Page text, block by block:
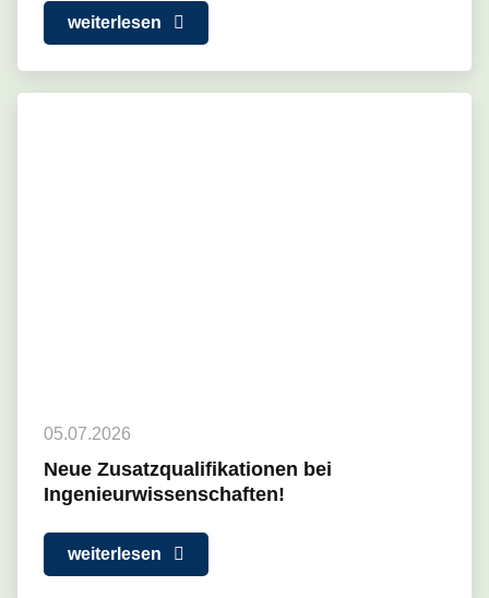
weiterlesen
05.07.2026
Neue Zusatzqualifikationen bei
Ingenieurwissenschaften!
weiterlesen